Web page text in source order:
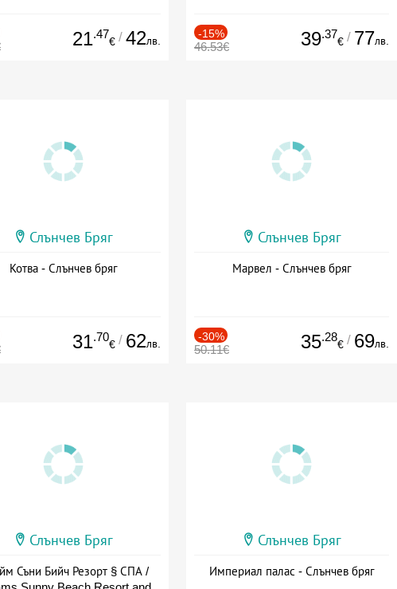
21.47
€ / 42лв.
-15%
46.53€ 39.37
€ / 77лв.
Слънчев Бряг
Котва - Слънчев бряг
31.70
€ / 62лв.
Слънчев Бряг
Марвел - Слънчев бряг
-30%
50.11€ 35.28
€ / 69лв.
Слънчев Бряг
Съни Бийч Резорт § СПА /
Слънчев Бряг
Империал палас - Слънчев бряг